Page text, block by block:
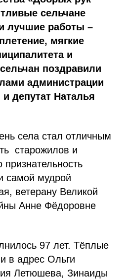
сельчане
лучшие работы –
мягкие
и
поздравили
администрации
депутат Наталья
села стал отличным
старожилов и
самой мудрой
ветерану Великой
Анне Фёдоровне
97 лет. Тёплые
в адрес Ольги
Летюшева, Зинаиды